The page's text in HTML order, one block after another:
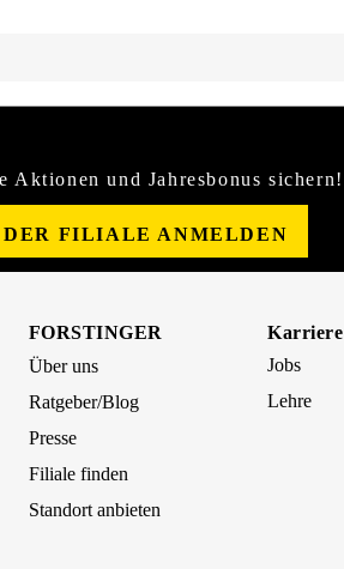
Aktionen und Jahresbonus sichern!
FILIALE ANMELDEN
FORSTINGER
Über uns
Ratgeber/Blog
Presse
Filiale finden
Standort anbieten
Karriere
Jobs
Lehre